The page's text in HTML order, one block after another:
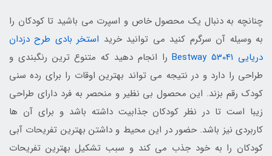
چنانچه به دنبال یک محصول خاص و اسپرت می باشید تا کودکان را
به وسیله آن سرگرم کنید می توانید خرید استخر بادی طرح دزدان
دریایی Bestway 53041
را انجام دهید که متنوع ترین رنگبندی و
طراحی را دارد و در نتیجه می تواند بهترین اوقات را برای رده سنی
کودک رقم بزند. این محصول بی نظیر و منحصر به فرد دارای طراحی
زیبا است تا در نظر کودکان جذابیت داشته باشد و برای آن ها
کاربردی نیز باشد. حضور در این محیط و داشتن بهترین تفریحات آبی
کودکان را به خود جذب می کند و سبب تشکیل بهترین تفریحات